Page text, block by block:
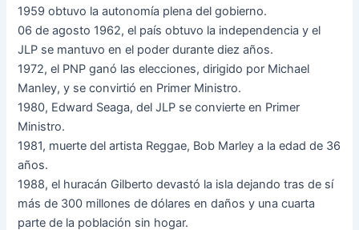
1959 obtuvo la autonomía plena del gobierno.
06 de agosto 1962, el país obtuvo la independencia y el
JLP se mantuvo en el poder durante diez años.
1972, el PNP ganó las elecciones, dirigido por Michael
Manley, y se convirtió en Primer Ministro.
1980, Edward Seaga, del JLP se convierte en Primer
Ministro.
1981, muerte del artista Reggae, Bob Marley a la edad de 36
años.
1988, el huracán Gilberto devastó la isla dejando tras de sí
más de 300 millones de dólares en daños y una cuarta
parte de la población sin hogar.